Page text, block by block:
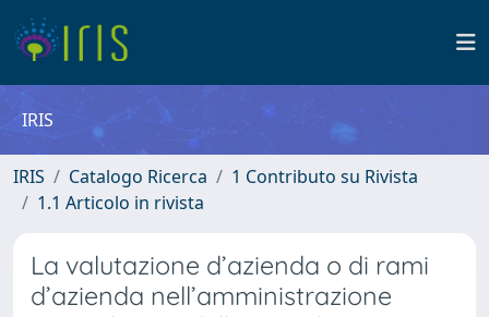
IRIS
IRIS Catalogo Ricerca
1 Contributo su Rivista
1.1 Articolo in rivista
La valutazione d’azienda o di rami
d’azienda nell’amministrazione